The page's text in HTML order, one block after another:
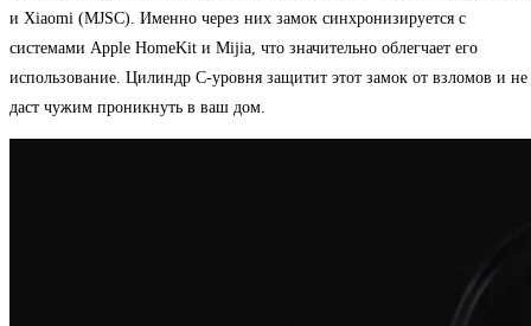
и Xiaomi (MJSC). Именно через них замок синхронизируется с
системами Apple HomeKit и Mijia, что значительно облегчает его
использование. Цилиндр C-уровня защитит этот замок от взломов и не
даст чужим проникнуть в ваш дом.